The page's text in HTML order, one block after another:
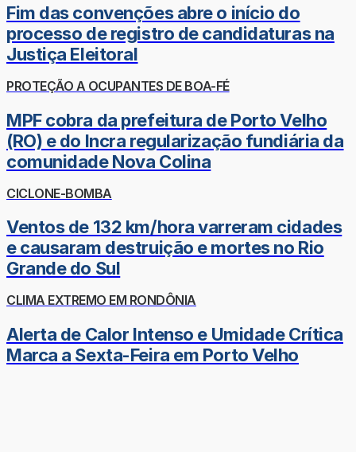
Fim das convenções abre o início do
processo de registro de candidaturas na
Justiça Eleitoral
PROTEÇÃO A OCUPANTES DE BOA-FÉ
MPF cobra da prefeitura de Porto Velho
(RO) e do Incra regularização fundiária da
comunidade Nova Colina
CICLONE-BOMBA
Ventos de 132 km/hora varreram cidades
e causaram destruição e mortes no Rio
Grande do Sul
CLIMA EXTREMO EM RONDÔNIA
Alerta de Calor Intenso e Umidade Crítica
Marca a Sexta-Feira em Porto Velho